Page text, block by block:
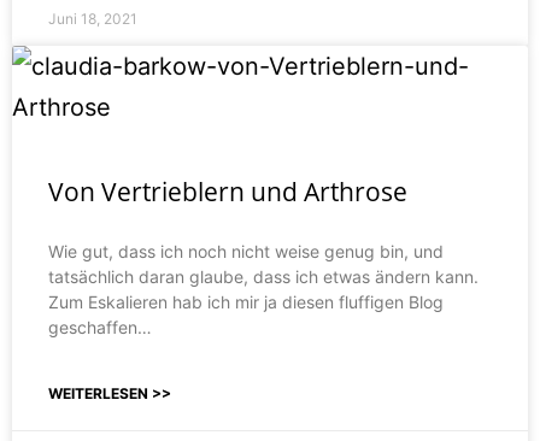
Juni 18, 2021
Von Vertrieblern und Arthrose
Wie gut, dass ich noch nicht weise genug bin, und
tatsächlich daran glaube, dass ich etwas ändern kann.
Zum Eskalieren hab ich mir ja diesen fluffigen Blog
geschaffen…
WEITERLESEN >>